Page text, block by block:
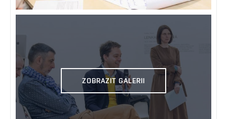
ZOBRAZIT GALERII